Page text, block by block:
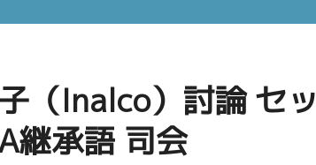
（Inalco）討論 セッ
継承語 司会